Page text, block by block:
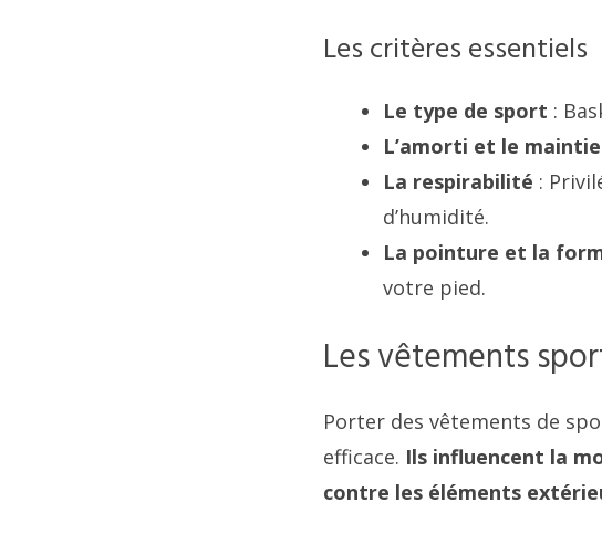
Les critères essentiels
Le type de sport :
L’amorti et le
La respirabilité :
d’humidité.
La pointure et la
votre pied.
Les vêtements
Porter des vêtements de
efficace. Ils influencent la
contre les éléments